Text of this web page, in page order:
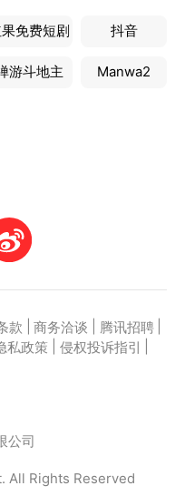
免费短剧 抖音
游斗地主 Manwa2
款 商务洽谈 腾讯招聘
私政策 侵权投诉指引
公司
All Rights Reserved